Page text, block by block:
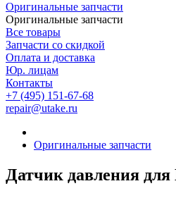
Оригинальные запчасти
Оригинальные запчасти
Все товары
Запчасти со скидкой
Оплата и доставка
Юр. лицам
Контакты
+7 (495) 151-67-68
repair@utake.ru
Оригинальные запчасти
Датчик давления